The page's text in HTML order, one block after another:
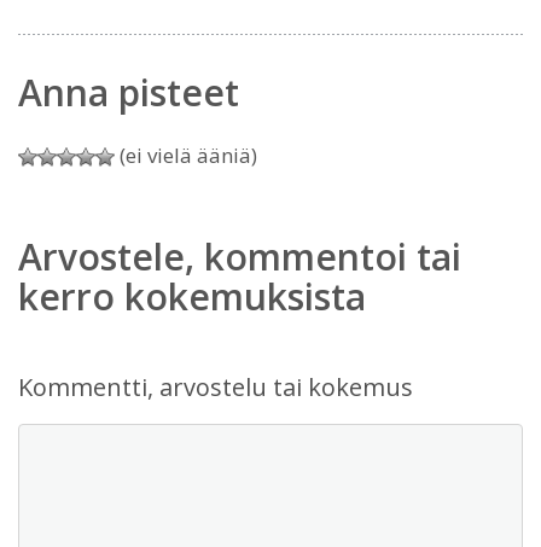
Anna pisteet
(ei vielä ääniä)
Arvostele, kommentoi tai
kerro kokemuksista
Kommentti, arvostelu tai kokemus